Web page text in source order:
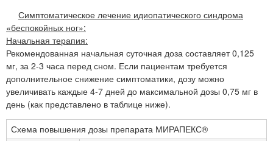
Симптоматическое лечение идиопатического синдрома
«беспокойных ног»:
Начальная терапия:
Рекомендованная начальная суточная доза составляет 0,125
мг, за 2-3 часа перед сном. Если пациентам требуется
дополнительное снижение симптоматики, дозу можно
увеличивать каждые 4-7 дней до максимальной дозы 0,75 мг в
день (как представлено в таблице ниже).
Схема повышения дозы препарата МИРАПЕКС®